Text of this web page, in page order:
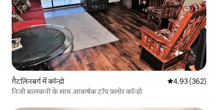
गैटलिनबर्ग में कॉन्डो औसत रेटिंग 5 में से
4.93 (362)
निजी बालकनी के साथ आकर्षक टॉप फ़्लोर कॉन्डो